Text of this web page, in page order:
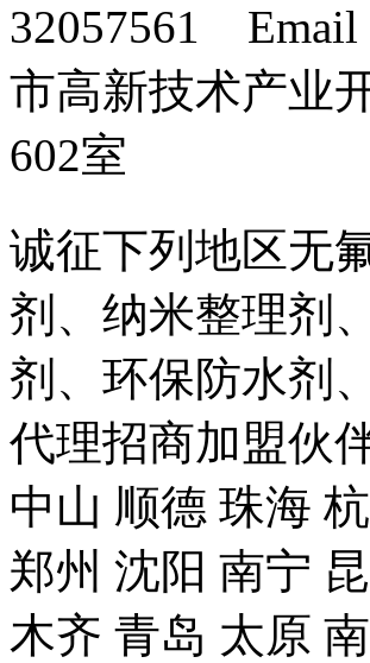
32057561 Email
市高新技术产业
602室
诚征下列地区无
剂、纳米整理剂
剂、环保防水剂
代理招商加盟伙
中山 顺德 珠海
郑州 沈阳 南宁
木齐 青岛 太原